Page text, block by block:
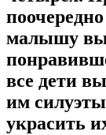
малышу
все дети
им
украсить